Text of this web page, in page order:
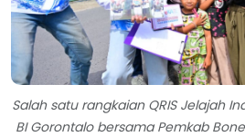
Salah satu rangkaian QRIS Jelajah
BI Gorontalo bersama Pemkab